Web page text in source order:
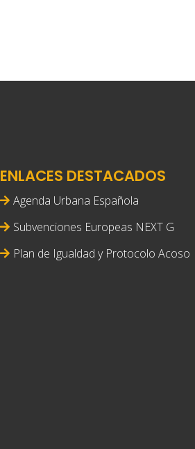
ENLACES DESTACADOS
Agenda Urbana Española
Subvenciones Europeas NEXT G
Plan de Igualdad y Protocolo Acoso